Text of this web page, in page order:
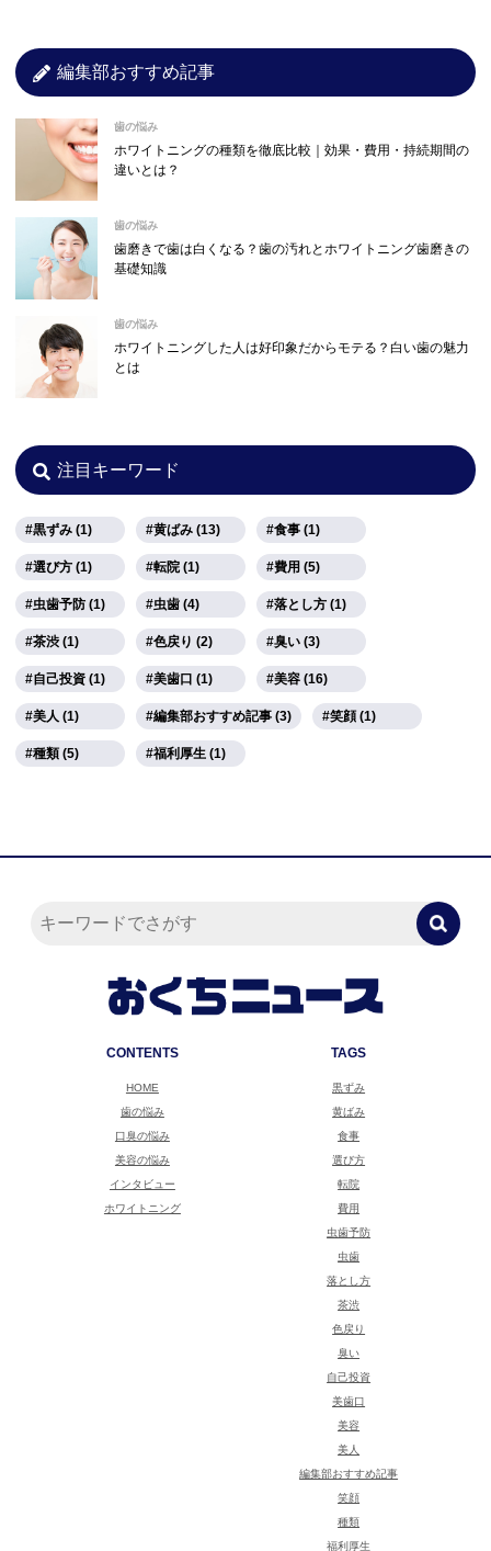
編集部おすすめ記事
歯の悩み
ホワイトニングの種類を徹底比較｜効果・費用・持続期間の
違いとは？
歯の悩み
歯磨きで歯は白くなる？歯の汚れとホワイトニング歯磨きの
基礎知識
歯の悩み
ホワイトニングした人は好印象だからモテる？白い歯の魅力
とは
注目キーワード
黒ずみ (1) 黄ばみ (13) 食事 (1)
選び方 (1) 転院 (1) 費用 (5)
虫歯予防 (1) 虫歯 (4) 落とし方 (1)
茶渋 (1) 色戻り (2) 臭い (3)
自己投資 (1) 美歯口 (1) 美容 (16)
美人 (1) 編集部おすすめ記事 (3) 笑顔 (1)
種類 (5) 福利厚生 (1)
CONTENTS
HOME
歯の悩み
口臭の悩み
美容の悩み
インタビュー
ホワイトニング
TAGS
黒ずみ
黄ばみ
食事
選び方
転院
費用
虫歯予防
虫歯
落とし方
茶渋
色戻り
臭い
自己投資
美歯口
美容
美人
編集部おすすめ記事
笑顔
種類
福利厚生